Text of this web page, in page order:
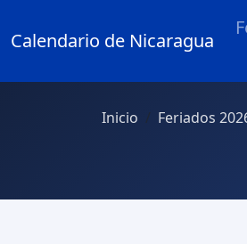
Calendario de Nicaragua
Inicio Feriados